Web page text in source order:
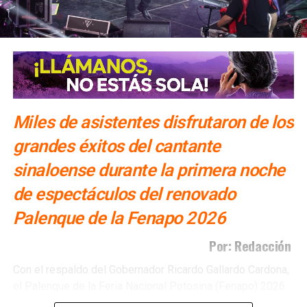
Miles de asistentes disfrutaron de los
grandes éxitos del cantante
sinaloense durante la primera noche
de espectáculos del renovado
Palenque de la Fenapo 2026
Por: Redacción
Con el respaldo del Gobernador Ricardo Gallardo Cardona,
inició sus presentaciones con una noche llena de música y